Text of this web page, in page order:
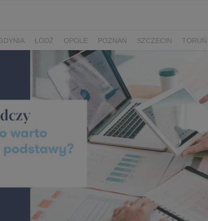
ŁÓDŹ OPOLE POZNAŃ SZCZECIN TORUŃ